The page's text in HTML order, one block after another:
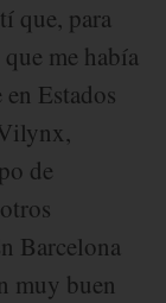
que, para
me había
Estados
de
Barcelona
muy buen